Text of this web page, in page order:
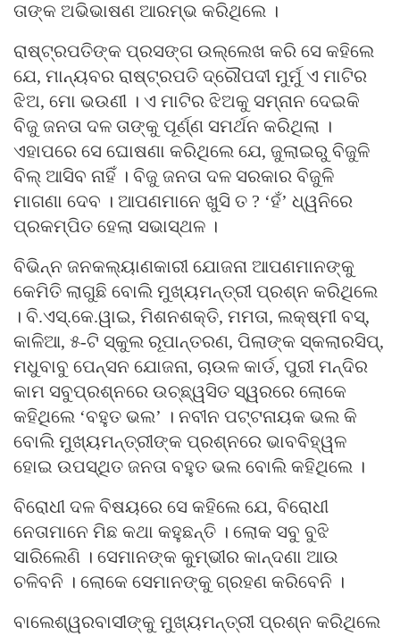
ତାଙ୍କ ଅଭିଭାଷଣ ଆରମ୍ଭ କରିଥିଲେ ।
ରାଷ୍ଟ୍ରପତିଙ୍କ ପ୍ରସଙ୍ଗ ଉଲ୍ଲେଖ କରି ସେ କହିଲେ
ଯେ, ମାନ୍ୟବର ରାଷ୍ଟ୍ରପତି ଦ୍ରୌପଦୀ ମୁର୍ମୁ ଏ ମାଟିର
ଝିଅ, ମୋ ଭଉଣୀ । ଏ ମାଟିର ଝିଅକୁ ସମ୍ନାନ ଦେଇକି
ବିଜୁ ଜନତା ଦଳ ତାଙ୍କୁ ପୂର୍ଣ୍ଣ ସମର୍ଥନ କରିଥିଲା ।
ଏହାପରେ ସେ ଘୋଷଣା କରିଥିଲେ ଯେ, ଜୁଲାଇରୁ ବିଜୁଳି
ବିଲ୍‍ ଆସିବ ନାହିଁ । ବିଜୁ ଜନତା ଦଳ ସରକାର ବିଜୁଳି
ମାଗଣା ଦେବ । ଆପଣମାନେ ଖୁସି ତ ? ‘ହଁ’ ଧ୍ୱନିରେ
ପ୍ରକମ୍ପିତ ହେଲା ସଭାସ୍ଥଳ ।
ବିଭିନ୍ନ ଜନକଲ୍ୟାଣକାରୀ ଯୋଜନା ଆପଣମାନଙ୍କୁ
କେମିତି ଲାଗୁଛି ବୋଲି ମୁଖ୍ୟମନ୍ତ୍ରୀ ପ୍ରଶ୍ନ କରିଥିଲେ
। ବି.ଏସ୍‍.କେ.ୱାଇ, ମିଶନଶକ୍ତି, ମମତା, ଲକ୍ଷ୍ମୀ ବସ୍‍,
କାଳିଆ, ୫-ଟି ସ୍କୁଲ ରୂପାନ୍ତରଣ, ପିଲାଙ୍କ ସ୍କଲାରସିପ୍‍,
ମଧୁବାବୁ ପେନ୍‍ସନ ଯୋଜନା, ଚାଉଳ କାର୍ଡ, ପୁରୀ ମନ୍ଦିର
କାମ ସବୁପ୍ରଶ୍ନରେ ଉଚ୍ଛ୍ୱସିତ ସ୍ୱରରେ ଲୋକେ
କହିଥିଲେ ‘ବହୁତ ଭଲ’ । ନବୀନ ପଟ୍ଟନାୟକ ଭଲ କି
ବୋଲି ମୁଖ୍ୟମନ୍ତ୍ରୀଙ୍କ ପ୍ରଶ୍ନରେ ଭାବବିହ୍ୱଳ
ହୋଇ ଉପସ୍ଥିତ ଜନତା ବହୁତ ଭଲ ବୋଲି କହିଥିଲେ ।
ବିରୋଧୀ ଦଳ ବିଷୟରେ ସେ କହିଲେ ଯେ, ବିରୋଧୀ
ନେତାମାନେ ମିଛ କଥା କହୁଛନ୍ତି । ଲୋକ ସବୁ ବୁଝି
ସାରିଲେଣି । ସେମାନଙ୍କ କୁମ୍ଭୀର କାନ୍ଦଣା ଆଉ
ଚଳିବନି । ଲୋକେ ସେମାନଙ୍କୁ ଗ୍ରହଣ କରିବେନି ।
ବାଲେଶ୍ୱରବାସୀଙ୍କୁ ମୁଖ୍ୟମନ୍ତ୍ରୀ ପ୍ରଶ୍ନ କରିଥିଲେ